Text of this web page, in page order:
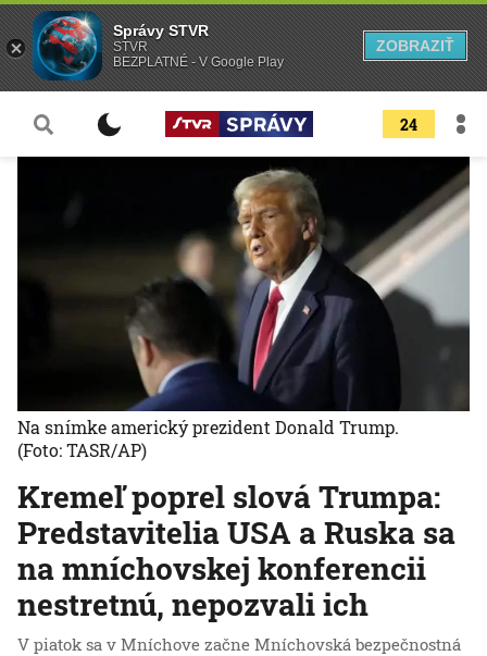
24
Kremeľ poprel slová Trumpa:
Predstavitelia USA a Ruska sa
na mníchovskej konferencii
nestretnú, nepozvali ich
V piatok sa v Mníchove začne Mníchovská bezpečnostná
Na snímke americký prezident Donald Trump.
(Foto: TASR/AP)
Správy STVR
STVR
BEZPLATNÉ - V Google Play
ZOBRAZIŤ